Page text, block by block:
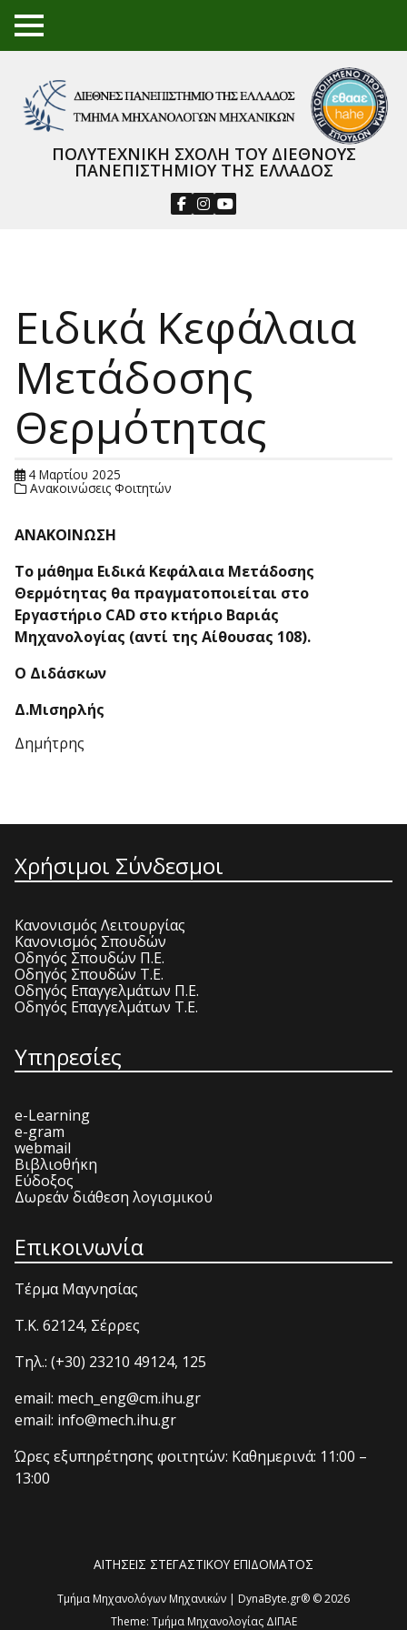
TO
GGL
NU
ΠΟΛΥΤΕΧΝΙΚΗ ΣΧΟΛΗ ΤΟΥ ΔΙΕΘΝΟΥΣ
ΠΑΝΕΠΙΣΤΗΜΙΟΥ ΤΗΣ ΕΛΛΑΔΟΣ
Ειδικά Κεφάλαια
Μετάδοσης
Θερμότητας
4 Μαρτίου 2025
Ανακοινώσεις Φοιτητών
ΑΝΑΚΟΙΝΩΣΗ
Το μάθημα Ειδικά Κεφάλαια Μετάδοσης
Θερμότητας θα πραγματοποιείται στο
Εργαστήριο CAD στο κτήριο Βαριάς
Μηχανολογίας (αντί της Αίθουσας 108).
Ο Διδάσκων
Δ.Μισηρλής
Δημήτρης
Χρήσιμοι Σύνδεσμοι
Κανονισμός Λειτουργίας
Κανονισμός Σπουδών
Οδηγός Σπουδών Π.Ε.
Οδηγός Σπουδών Τ.Ε.
Οδηγός Επαγγελμάτων Π.Ε.
Οδηγός Επαγγελμάτων Τ.Ε.
Υπηρεσίες
e-Learning
e-gram
webmail
Βιβλιοθήκη
Εύδοξος
Δωρεάν διάθεση λογισμικού
Επικοινωνία
Τέρμα Μαγνησίας
T.K. 62124, Σέρρες
Τηλ.: (+30) 23210 49124, 125
email: mech_eng@cm.ihu.gr
email: info@mech.ihu.gr
Ώρες εξυπηρέτησης φοιτητών: Καθημερινά: 11:00 –
13:00
ΑΙΤΗΣΕΙΣ ΣΤΕΓΑΣΤΙΚΟΥ ΕΠΙΔΟΜΑΤΟΣ
Τμήμα Μηχανολόγων Μηχανικών | DynaByte.gr® © 2026
Theme: Τμήμα Μηχανολογίας ΔΙΠΑΕ